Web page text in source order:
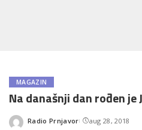
MAGAZIN
Na današnji dan rođen je
Posted
Radio Prnjavor aug 28, 2018